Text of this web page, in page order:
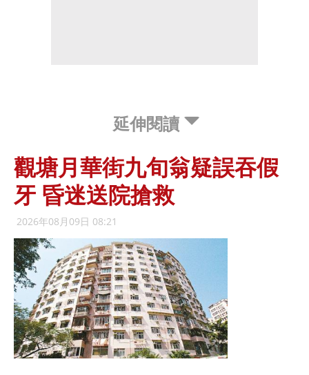
延伸閱讀
觀塘月華街九旬翁疑誤吞假
牙 昏迷送院搶救
2026年08月09日 08:21